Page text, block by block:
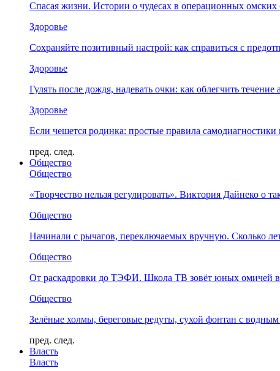
Спасая жизни. Истории о чудесах в операционных омских
Здоровье
Сохраняйте позитивный настрой: как справиться с
Здоровье
Гулять после дождя, надевать очки: как облегчить течение
Здоровье
Если чешется родинка: простые правила
пред. след.
Общество
Общество
«Творчество нельзя регулировать». Виктория Дайнеко о
Общество
Начинали с рычагов, переключаемых вручную. Сколько
Общество
От раскадровки до ТЭФИ. Школа ТВ зовёт юных омичей в
Общество
Зелёные холмы, береговые редуты, сухой фонтан с
пред. след.
Власть
Власть